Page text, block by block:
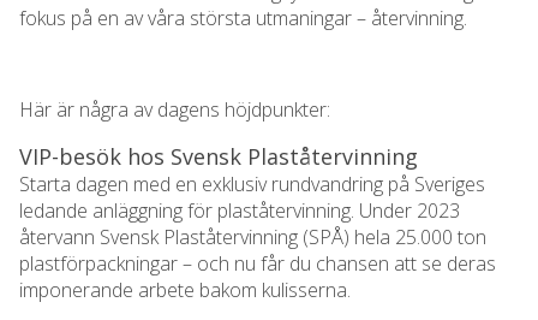
fokus på en av våra största utmaningar – återvinning.
Här är några av dagens höjdpunkter:
VIP-besök hos Svensk Plaståtervinning
Starta dagen med en exklusiv rundvandring på Sveriges
ledande anläggning för plaståtervinning. Under 2023
återvann Svensk Plaståtervinning (SPÅ) hela 25.000 ton
plastförpackningar – och nu får du chansen att se deras
imponerande arbete bakom kulisserna.